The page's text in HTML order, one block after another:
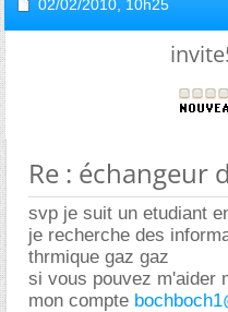
02/02/2010, 10h25
Re : échangeur
svp je suit un etudiant
je recherche des
thrmique gaz gaz
si vous pouvez m'aider
mon compte